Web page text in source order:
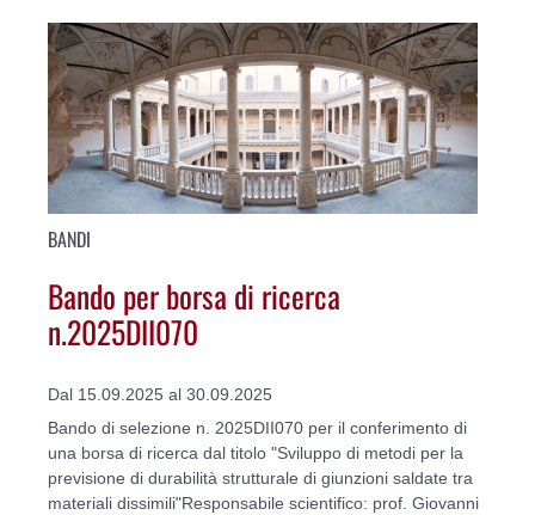
BANDI
Bando per borsa di ricerca
n.2025DII070
Dal 15.09.2025 al 30.09.2025
Bando di selezione n. 2025DII070 per il conferimento di
una borsa di ricerca dal titolo "Sviluppo di metodi per la
previsione di durabilità strutturale di giunzioni saldate tra
materiali dissimili"Responsabile scientifico: prof. Giovanni